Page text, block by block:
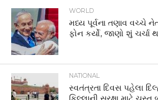
WORLD
મધ્ય પૂર્વના તણાવ વચ્ચે
ફોન કર્યો, જાણો શું ચર્ચા
NATIONAL
સ્વતંત્રતા દિવસ પહેલા